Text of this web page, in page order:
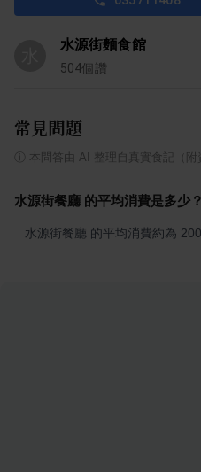
水源街麵食館
504個讚
常見問題
本問答由 AI 整理自真實食記（附
水源街餐廳 的平均消費是多少？
水源街餐廳 的平均消費約為 200